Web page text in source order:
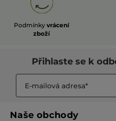
Podmínky vrácení
zboží
Přihlaste se k
Naše obchody